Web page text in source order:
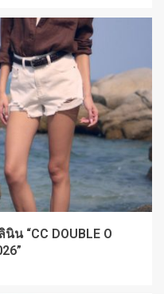
“CC DOUBLE O